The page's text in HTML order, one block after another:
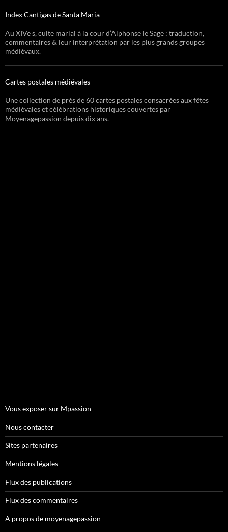
Index Cantigas de Santa Maria
Au XIVe s, culte marial à la cour d’Alphonse le Sage : traduction,
commentaires & leur interprétation par les plus grands groupes
médiévaux.
Cartes postales médiévales
Une collection de près de 60 cartes postales consacrées aux fêtes
médiévales et célébrations historiques couvertes par
Moyenagepassion depuis dix ans.
Vous exposer sur Mpassion
Nous contacter
Sites partenaires
Mentions légales
Flux des publications
Flux des commentaires
A propos de moyenagepassion